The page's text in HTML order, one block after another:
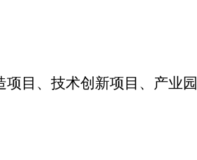
项目、技术创新项目、产业